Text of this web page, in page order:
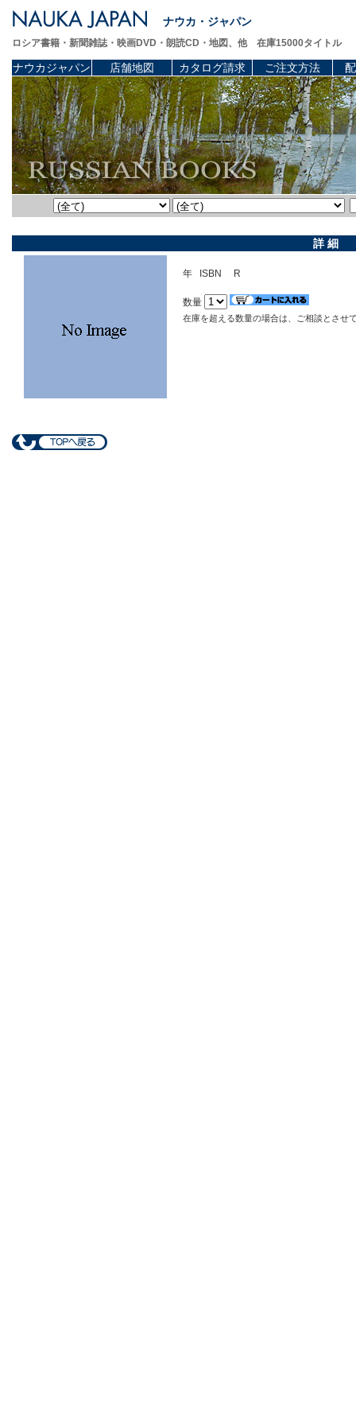
ナウカ・ジャパン
ロシア書籍・新聞雑誌・映画DVD・朗読CD・地図、他 在庫15000タイトル
ナウカジャパン 店舗地図 カタログ請求 ご注文方法
詳 細
年 ISBN R
数量
在庫を超える数量の場合は、ご相談とさせ